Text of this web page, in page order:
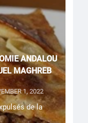
ANDALOU
MAGHREB
1, 2022
de la